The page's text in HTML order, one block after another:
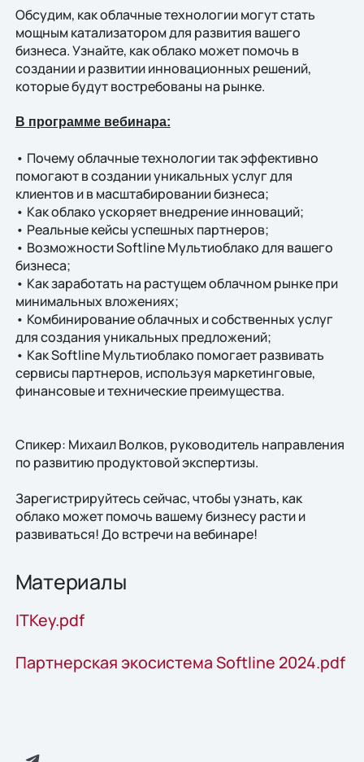
Обсудим, как облачные технологии могут стать
мощным катализатором для развития вашего
бизнеса. Узнайте, как облако может помочь в
создании и развитии инновационных решений,
которые будут востребованы на рынке.
В программе вебинара:
• Почему облачные технологии так эффективно
помогают в создании уникальных услуг для
клиентов и в масштабировании бизнеса;
• Как облако ускоряет внедрение инноваций;
• Реальные кейсы успешных партнеров;
• Возможности Softline Мультиоблако для вашего
бизнеса;
• Как заработать на растущем облачном рынке при
минимальных вложениях;
• Комбинирование облачных и собственных услуг
для создания уникальных предложений;
• Как Softline Мультиоблако помогает развивать
сервисы партнеров, используя маркетинговые,
финансовые и технические преимущества.
Спикер: Михаил Волков, руководитель направления
по развитию продуктовой экспертизы.
Зарегистрируйтесь сейчас, чтобы узнать, как
облако может помочь вашему бизнесу расти и
развиваться! До встречи на вебинаре!
Материалы
ITKey.pdf
Партнерская экосистема Softline 2024.pdf